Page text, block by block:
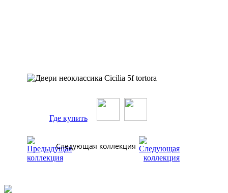
Где купить
Следующая коллекция